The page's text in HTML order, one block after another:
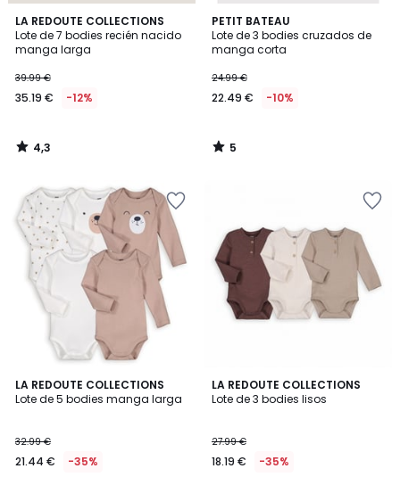
LA REDOUTE COLLECTIONS
Lote de 7 bodies recién nacido
manga larga
39.99 €
35.19 € -12%
4,3
/ 5
4,3
/
PETIT BATEAU
Lote de 3 bodies cruzados de
manga corta
24.99 €
22.49 € -10%
5
/
5
5
/
LA REDOUTE COLLECTIONS
Lote de 5 bodies manga larga
32.99 €
21.44 € -35%
5
/
LA REDOUTE COLLECTIONS
Lote de 3 bodies lisos
27.99 €
18.19 € -35%
3,8
/ 5